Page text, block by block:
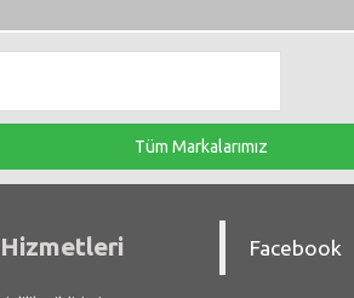
Tüm Markalarımız
Facebook